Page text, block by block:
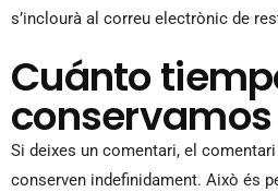
s’inclourà al correu electrònic de
Cuánto
Si deixes un comentari, el
conserven indefinidament. Això és